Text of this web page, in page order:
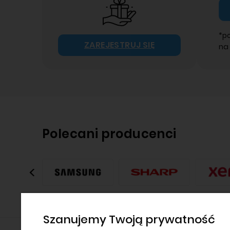
ZAREJESTRUJ SIĘ
na
Polecani producenci
Szanujemy Twoją prywatność